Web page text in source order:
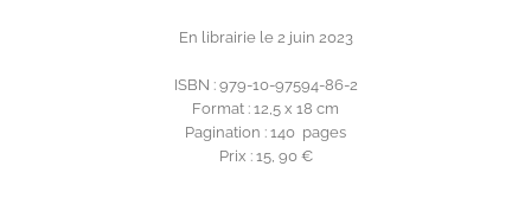
En librairie le 2 juin 2023
ISBN : 979-10-97594-86-2
Format : 12,5 x 18 cm
Pagination : 140 pages
Prix : 15, 90 €